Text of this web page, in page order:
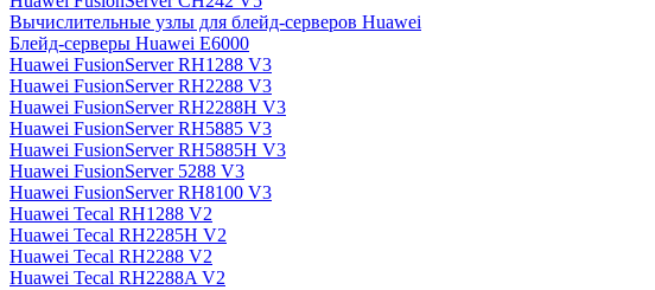
Вычислительные узлы для блейд-серверов Huawei
Блейд-серверы Huawei E6000
Huawei FusionServer RH1288 V3
Huawei FusionServer RH2288 V3
Huawei FusionServer RH2288H V3
Huawei FusionServer RH5885 V3
Huawei FusionServer RH5885H V3
Huawei FusionServer 5288 V3
Huawei FusionServer RH8100 V3
Huawei Tecal RH1288 V2
Huawei Tecal RH2285H V2
Huawei Tecal RH2288 V2
Huawei Tecal RH2288A V2